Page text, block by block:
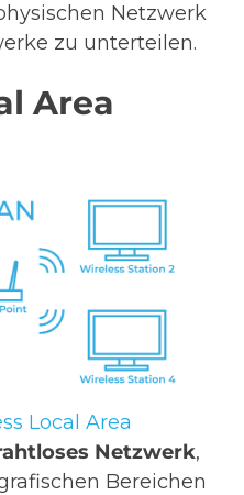
Netzwerk
zu unterteilen.
Area
Local Area
Netzwerk,
Bereichen